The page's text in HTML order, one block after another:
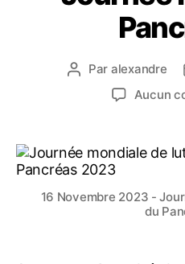
Par alexandre
Aucun
16 Novembre 2023 -
du